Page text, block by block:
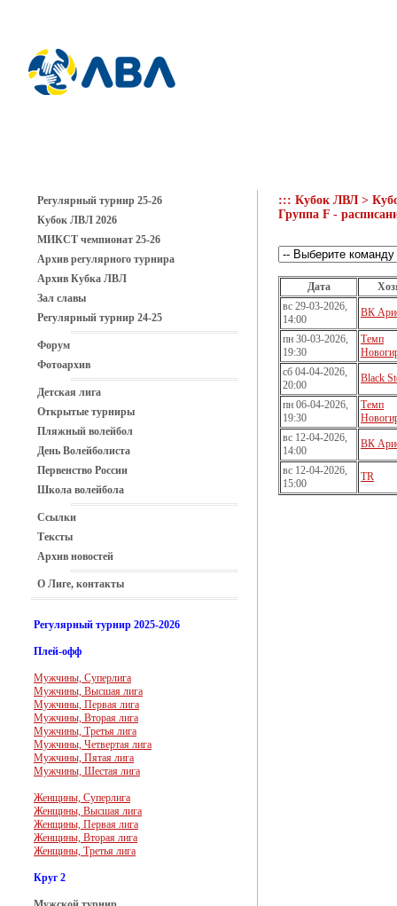
Регулярный турнир 25-26
Кубок ЛВЛ 2026
МИКСТ чемпионат 25-26
Архив регулярного турнира
Архив Кубка ЛВЛ
Зал славы
Регулярный турнир 24-25
Форум
Фотоархив
Детская лига
Открытые турниры
Пляжный волейбол
День Волейболиста
Первенство России
Школа волейбола
Ссылки
Тексты
Архив новостей
О Лиге, контакты
Регулярный турнир 2025-2026
Плей-офф
Мужчины, Суперлига
Мужчины, Высшая лига
Мужчины, Первая лига
Мужчины, Вторая лига
Мужчины, Третья лига
Мужчины, Четвертая лига
Мужчины, Пятая лига
Мужчины, Шестая лига
Женщины, Суперлига
Женщины, Высшая лига
Женщины, Первая лига
Женщины, Вторая лига
Женщины, Третья лига
Круг 2
::: Кубок ЛВЛ >
Группа F -
Дата
вс 29-03-2026,
14:00
ВК
пн 30-03-2026,
19:30
Темп
сб 04-04-2026,
20:00
Black
пн 06-04-2026,
19:30
Темп
вс 12-04-2026,
14:00
ВК
вс 12-04-2026,
15:00
TR